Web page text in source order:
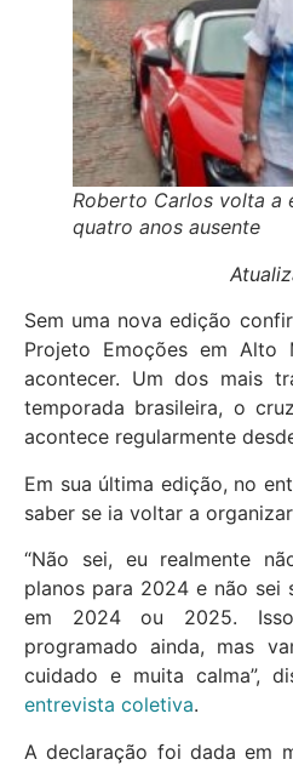
Roberto Carlos volta a
quatro anos ausente
Sem uma nova edição
Projeto Emoções em
acontecer. Um dos mais
temporada brasileira, o
acontece regularmente
Em sua última edição, no
saber se ia voltar a
“Não sei, eu realmente
planos para 2024 e não sei
em 2024 ou 2025.
programado ainda, mas
cuidado e muita calma”,
entrevista coletiva.
A declaração foi dada em